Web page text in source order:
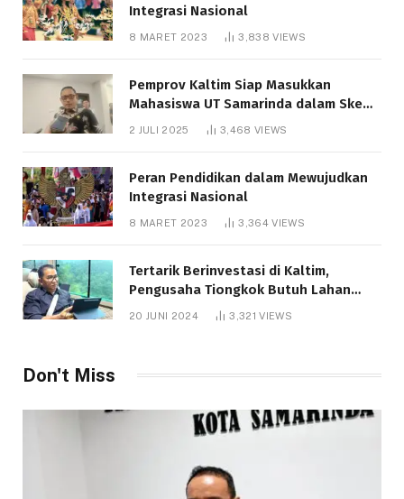
Integrasi Nasional
8 MARET 2023 3,838VIEWS
Pemprov Kaltim Siap Masukkan
Mahasiswa UT Samarinda dalam Skema
Bantuan Pendidikan Gratispol
2 JULI 2025 3,468 VIEWS
Peran Pendidikan dalam Mewujudkan
Integrasi Nasional
8 MARET 2023 3,364VIEWS
Tertarik Berinvestasi di Kaltim,
Pengusaha Tiongkok Butuh Lahan
1.000 Hektare
20 JUNI 2024 3,321VIEWS
Don't Miss